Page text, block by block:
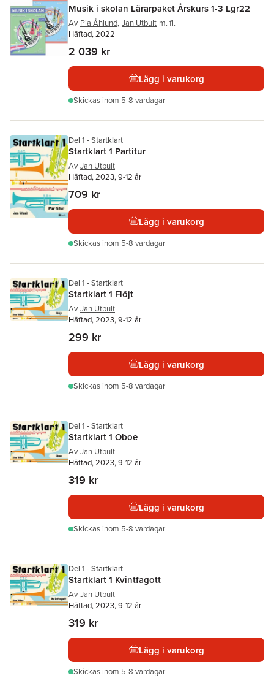
Musik i skolan Lärarpaket Årskurs 1-3 Lgr22
Av Pia Åhlund, Jan Utbult m. fl.
Häftad, 2022
2 039 kr
Lägg i varukorg
Skickas inom 5-8 vardagar
Del 1 - Startklart
Startklart 1 Partitur
Av Jan Utbult
Häftad, 2023, 9-12 år
709 kr
Lägg i varukorg
Skickas inom 5-8 vardagar
Del 1 - Startklart
Startklart 1 Flöjt
Av Jan Utbult
Häftad, 2023, 9-12 år
299 kr
Lägg i varukorg
Skickas inom 5-8 vardagar
Del 1 - Startklart
Startklart 1 Oboe
Av Jan Utbult
Häftad, 2023, 9-12 år
319 kr
Lägg i varukorg
Skickas inom 5-8 vardagar
Del 1 - Startklart
Startklart 1 Kvintfagott
Av Jan Utbult
Häftad, 2023, 9-12 år
319 kr
Lägg i varukorg
Skickas inom 5-8 vardagar